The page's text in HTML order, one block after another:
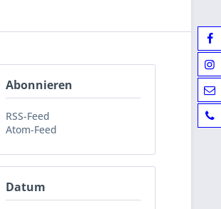
Abonnieren
RSS-Feed
Atom-Feed
Datum